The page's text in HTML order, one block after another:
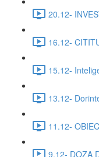
20.12-
16.12-
15.12-
13.12-
11.12-
9.12- DOZA